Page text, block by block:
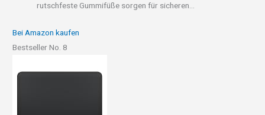
rutschfeste Gummifüße sorgen für sicheren...
Bei Amazon kaufen
Bestseller No. 8